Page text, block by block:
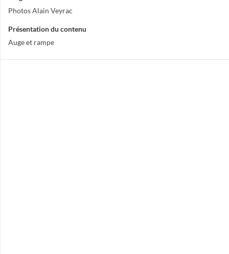
Photos Alain Veyrac
Présentation du contenu
Auge et rampe